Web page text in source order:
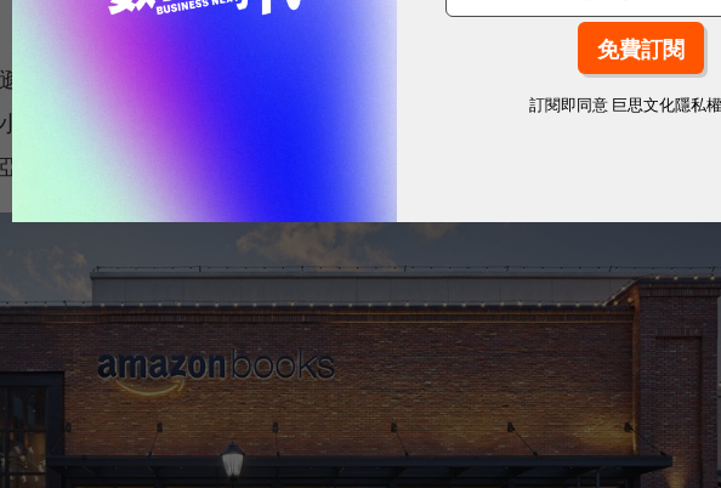
書店，你也會看到「如果你喜歡《
》……」、「評價4.5
說」這樣的分類書架，甚至還有一個書架專門陳設貝佐斯的推薦書
馬遜掌舵者的文學品味。
訂閱即同意 巨思文化隱私